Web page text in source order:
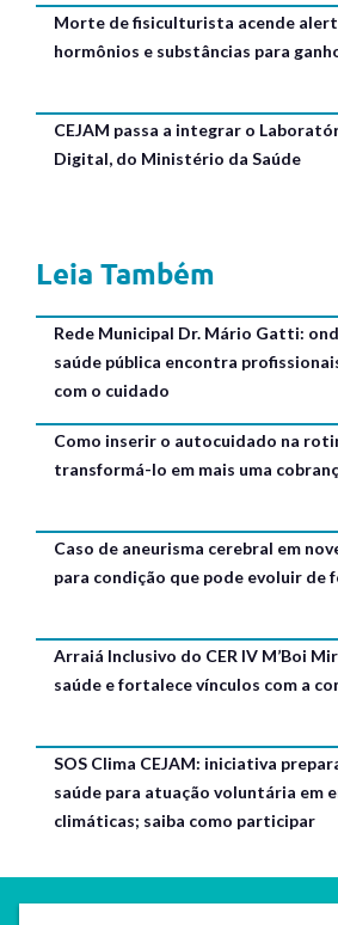
Morte de fisiculturista acende
hormônios e substâncias para
CEJAM passa a integrar o
Digital, do Ministério da Saúde
Leia Também
Rede Municipal Dr. Mário Gatti:
saúde pública encontra
com o cuidado
Como inserir o autocuidado na
transformá-lo em mais uma
Caso de aneurisma cerebral em
para condição que pode evoluir de
Arraiá Inclusivo do CER IV M’Boi
saúde e fortalece vínculos com a
SOS Clima CEJAM: iniciativa
saúde para atuação voluntária em
climáticas; saiba como participar